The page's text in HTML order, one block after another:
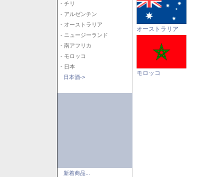
- チリ
- アルゼンチン
- オーストラリア
- ニュージーランド
- 南アフリカ
- モロッコ
- 日本
日本酒->
新着商品...
オーストラリア
モロッコ